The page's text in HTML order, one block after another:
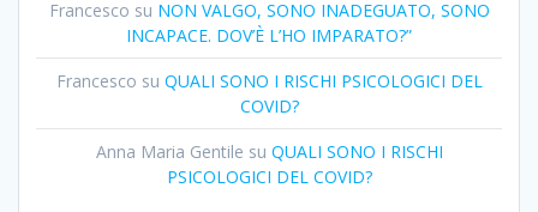
Francesco su NON VALGO, SONO INADEGUATO, SONO
INCAPACE. DOV’È L’HO IMPARATO?”
Francesco su QUALI SONO I RISCHI PSICOLOGICI DEL
COVID?
Anna Maria Gentile su QUALI SONO I RISCHI
PSICOLOGICI DEL COVID?